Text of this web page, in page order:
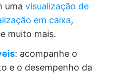
uma visualização de
em caixa,
e muito mais.
: acompanhe o
e o desempenho da